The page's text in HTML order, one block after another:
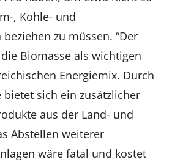
, Kohle- und
zu müssen. “Der
Biomasse als wichtigen
Energiemix. Durch
bietet sich ein zusätzlicher
aus der Land- und
Abstellen weiterer
wäre fatal und kostet